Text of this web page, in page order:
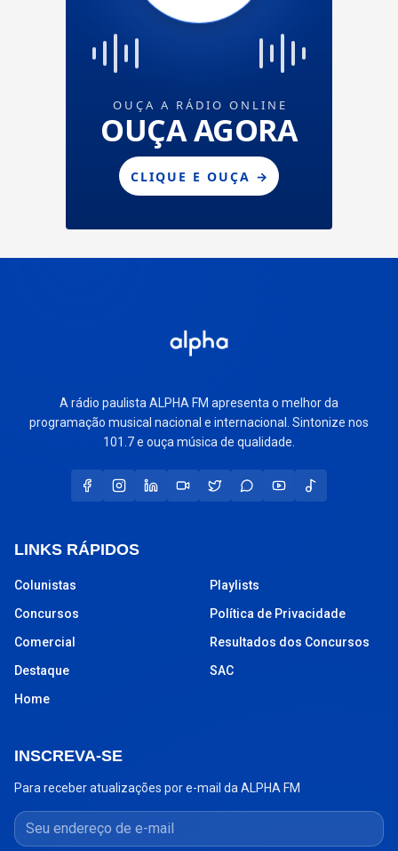
A rádio paulista ALPHA FM apresenta o melhor da
programação musical nacional e internacional. Sintonize nos
101.7 e ouça música de qualidade.
LINKS RÁPIDOS
Colunistas
Concursos
Comercial
Destaque
Home
Playlists
Política de Privacidade
Resultados dos Concursos
SAC
INSCREVA-SE
Para receber atualizações por e-mail da ALPHA FM
Seu endereço de e-mail